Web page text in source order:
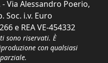
Via Alessandro Poerio,
Soc. i.v. Euro
e REA VE-454332
sono riservati. È
con qualsiasi